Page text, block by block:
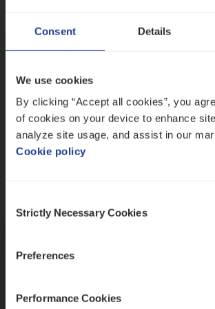
Consent Details
We use cookies
By clicking “Accept all cookies”, you
of cookies on your device to enhance
analyze site usage, and assist in our
Cookie policy
Selection
Strictly Necessary Cookies
Preferences
Performance Cookies
Ons sollicitatieproces